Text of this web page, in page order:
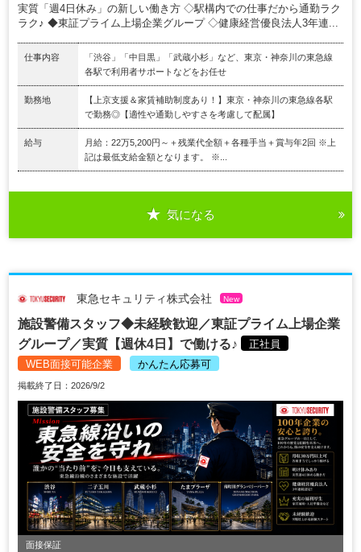
実質「週4日休み」の新しい働き方 ◇駅構内での仕事だから通勤ラク
ラク♪ ◆東証プライム上場企業グループ ◇健康経営優良法人3年連...
仕事内容
「渋谷」「中目黒」「武蔵小杉」など、東京・神奈川の東急線
各駅で利用者サポートなどをお任せ
勤務地
【上京支援＆家賃補助制度あり！】東京・神奈川の東急線各駅
で勤務◎【適性や通勤しやすさを考慮して配属】
給与
月給：22万5,200円～＋残業代全額＋各種手当＋賞与年2回 ※上
記は最低支給金額となります。 ※...
気になる
東急セキュリティ株式会社 New
施設警備スタッフ◆未経験歓迎／東証プライム上場企業
グループ／実質【週休4日】で働ける♪
正社員
WEB面接可能企業
かんたん応募可
掲載終了日：2026/9/2
面接保証